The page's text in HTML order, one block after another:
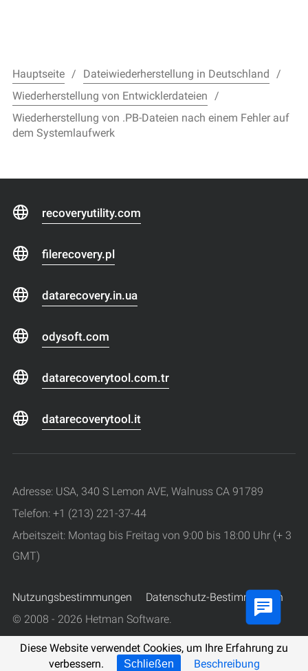
Diese Website verwendet Cookies, um Ihre Erfahrung zu
verbessern.
Schließen Beschreibung
Hauptseite
Dateiwiederherstellung in Deutschland
Wiederherstellung von Entwicklerdateien
Wiederherstellung von .PB-Dateien nach einem Fehler auf
dem Systemlaufwerk
recoveryutility.com
filerecovery.pl
datarecovery.in.ua
odysoft.com
datarecoverytool.com.tr
datarecoverytool.it
Adresse: USA, 340 S Lemon AVE, Walnuss CA 91789
Telefon: +1 (213) 221-37-44
Arbeitszeit: Montag bis Freitag von 9:00 bis 18:00 Uhr (+ 3
GMT)
Nutzungsbestimmungen
Datenschutz-Bestimmungen
© 2008 - 2026 Hetman Software.
Alle Rechte vorbehalten.